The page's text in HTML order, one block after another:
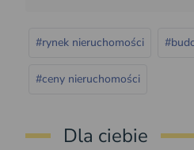
#rynek nieruchomości
#ceny nieruchomości
Dla ciebie